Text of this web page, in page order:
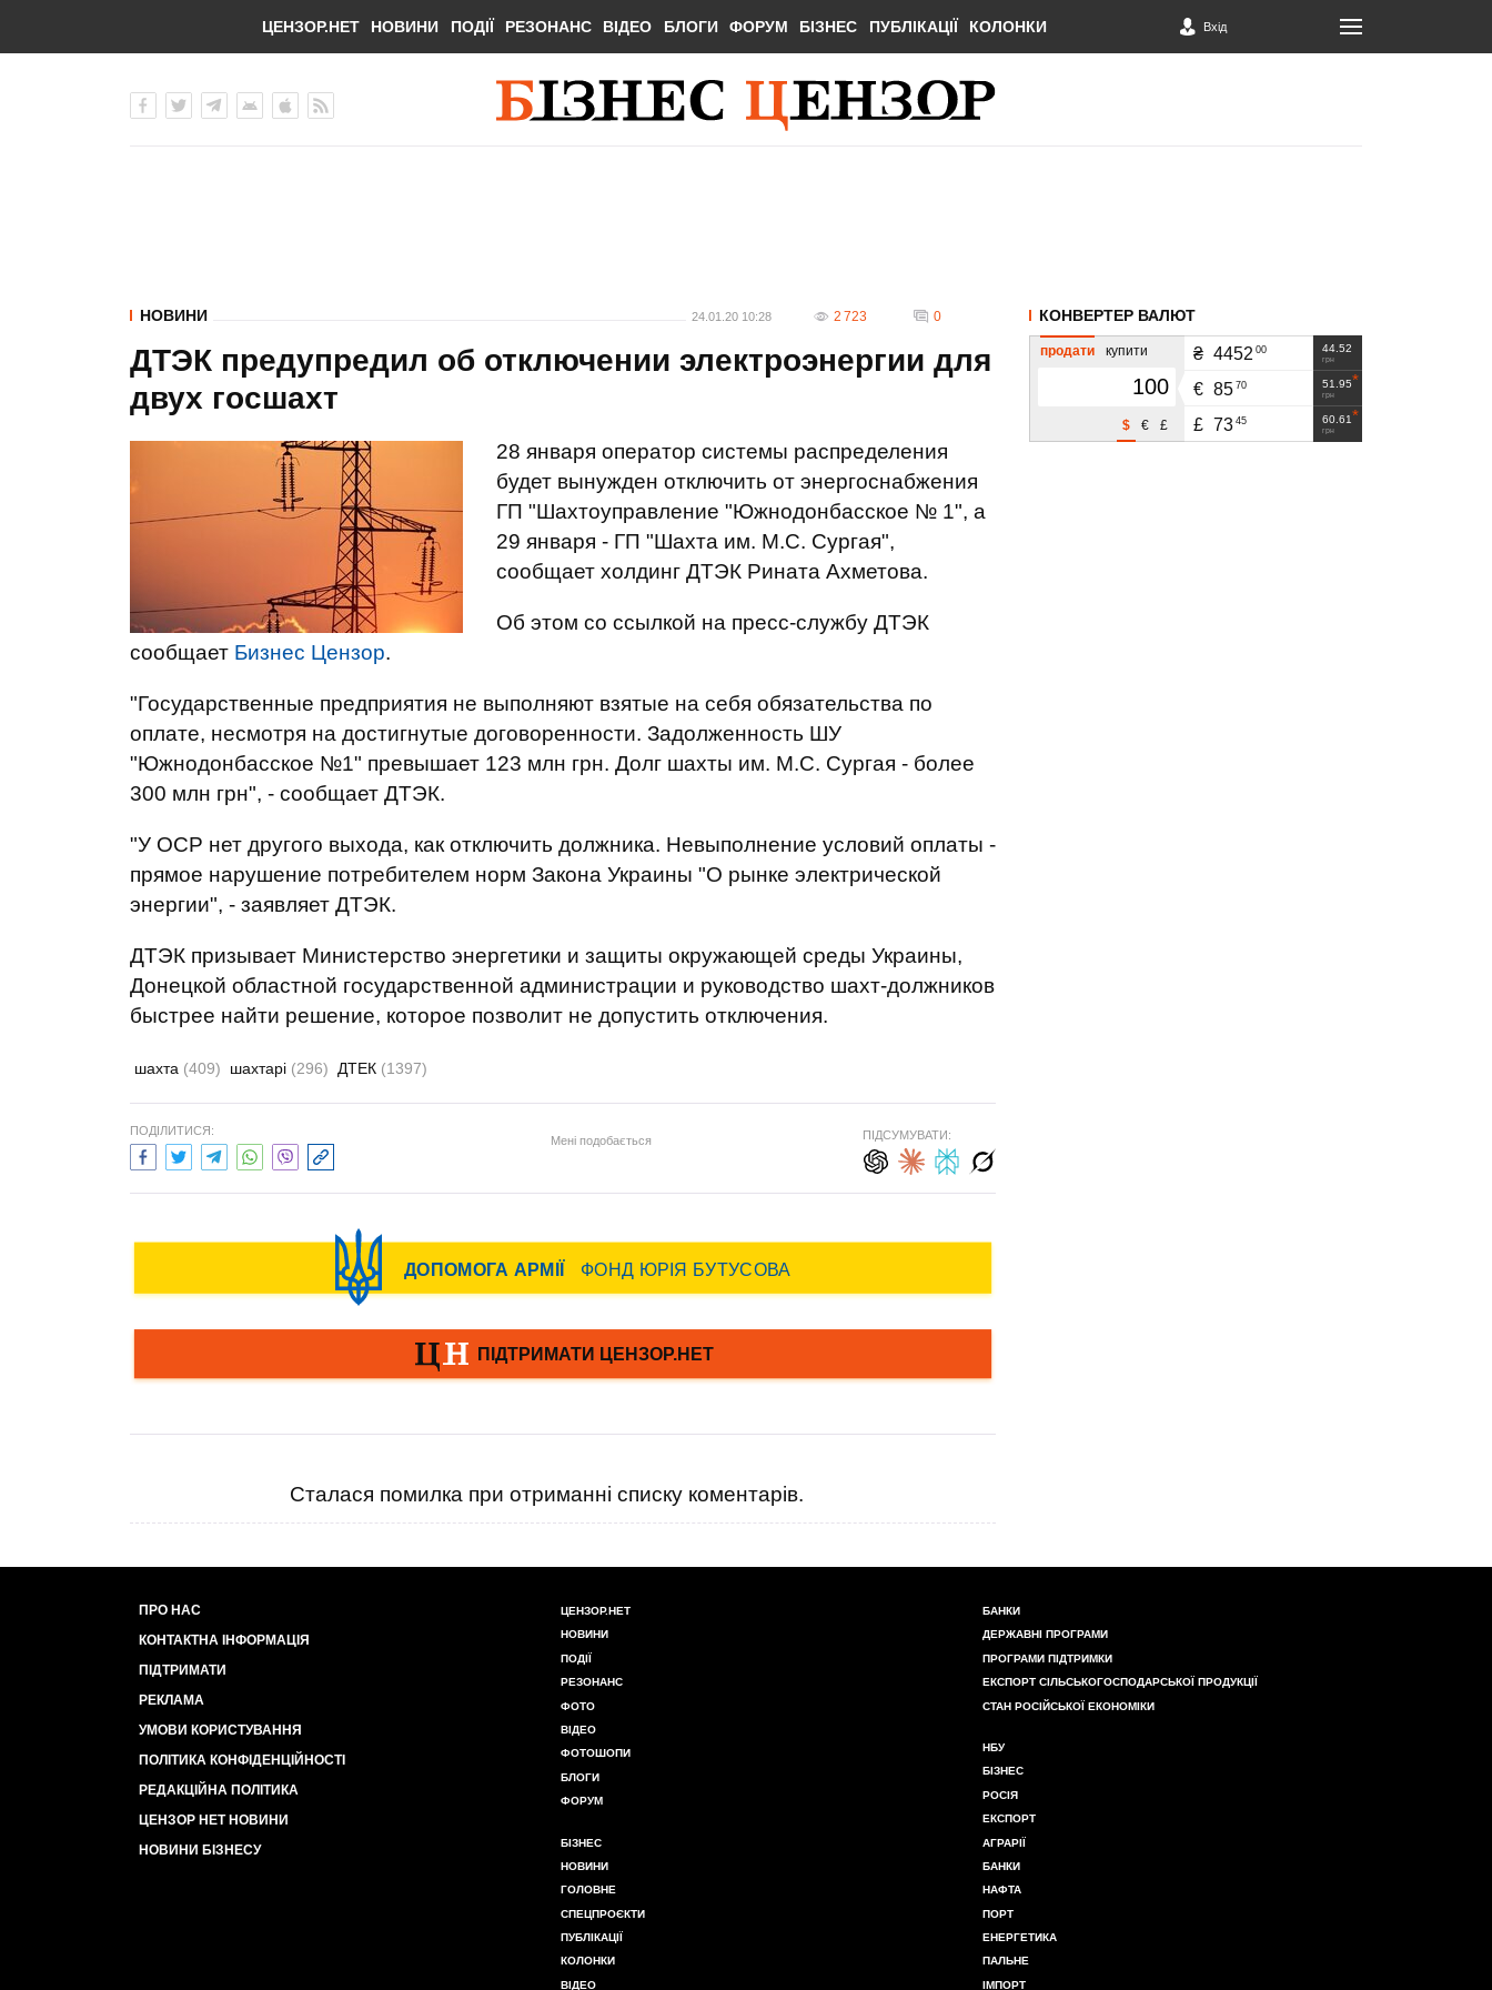
ЦЕНЗОР.НЕТ НОВИНИ ПОДІЇ РЕЗОНАНС ВІДЕО БЛОГИ ФОРУМ БІЗНЕС ПУБЛІКАЦІЇ КОЛОНКИ Вхід
НОВИНИ 24.01.20 10:28 2 723 0
ДТЭК предупредил об отключении электроэнергии для
двух госшахт
28 января оператор системы распределения
будет вынужден отключить от энергоснабжения
ГП "Шахтоуправление "Южнодонбасское № 1", а
29 января - ГП "Шахта им. М.С. Сургая",
сообщает холдинг ДТЭК Рината Ахметова.
Об этом со ссылкой на пресс-службу ДТЭК
сообщает Бизнес Цензор.
"Государственные предприятия не выполняют взятые на себя обязательства по
оплате, несмотря на достигнутые договоренности. Задолженность ШУ
"Южнодонбасское №1" превышает 123 млн грн. Долг шахты им. М.С. Сургая - более
300 млн грн", - сообщает ДТЭК.
"У ОСР нет другого выхода, как отключить должника. Невыполнение условий оплаты -
прямое нарушение потребителем норм Закона Украины "О рынке электрической
энергии", - заявляет ДТЭК.
ДТЭК призывает Министерство энергетики и защиты окружающей среды Украины,
Донецкой областной государственной администрации и руководство шахт-должников
быстрее найти решение, которое позволит не допустить отключения.
шахта (409) шахтарі (296) ДТЕК (1397)
ПОДІЛИТИСЯ:
Мені подобається ПІДСУМУВАТИ:
Сталася помилка при отриманні списку коментарів.
КОНВЕРТЕР ВАЛЮТ
продати купити
£
€
$
44.52
грн
₴ 4452 00
51.95
грн
€ 85 70
60.61
грн
£ 73 45
ПРО НАС
КОНТАКТНА ІНФОРМАЦІЯ
ПІДТРИМАТИ
РЕКЛАМА
УМОВИ КОРИСТУВАННЯ
ПОЛІТИКА КОНФІДЕНЦІЙНОСТІ
РЕДАКЦІЙНА ПОЛІТИКА
ЦЕНЗОР НЕТ НОВИНИ
НОВИНИ БІЗНЕСУ
ЦЕНЗОР.НЕТ
НОВИНИ
ПОДІЇ
РЕЗОНАНС
ФОТО
ВІДЕО
ФОТОШОПИ
БЛОГИ
ФОРУМ
БІЗНЕС
НОВИНИ
ГОЛОВНЕ
СПЕЦПРОЄКТИ
ПУБЛІКАЦІЇ
КОЛОНКИ
ВІДЕО
БАНКИ
ДЕРЖАВНІ ПРОГРАМИ
ПРОГРАМИ ПІДТРИМКИ
ЕКСПОРТ СІЛЬСЬКОГОСПОДАРСЬКОЇ ПРОДУКЦІЇ
СТАН РОСІЙСЬКОЇ ЕКОНОМІКИ
НБУ
БІЗНЕС
РОСІЯ
ЕКСПОРТ
АГРАРІЇ
БАНКИ
НАФТА
ПОРТ
ЕНЕРГЕТИКА
ПАЛЬНЕ
ІМПОРТ